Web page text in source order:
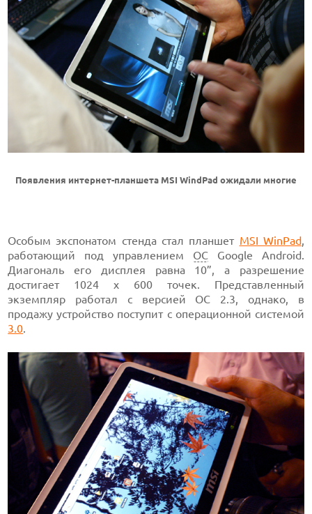
Появления интернет-планшета MSI WindPad ожидали многие
Особым экспонатом стенда стал планшет MSI WinPad,
работающий под управлением ОСGoogle Android.
Диагональ его дисплея равна 10”, а разрешение
достигает 1024 x 600 точек. Представленный
экземпляр работал с версией ОС 2.3, однако, в
продажу устройство поступит с операционной системой
3.0.